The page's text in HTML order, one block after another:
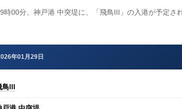
時00分、神戸港 中突堤に、「飛鳥III」の入港が予定
年01月29日
鳥III